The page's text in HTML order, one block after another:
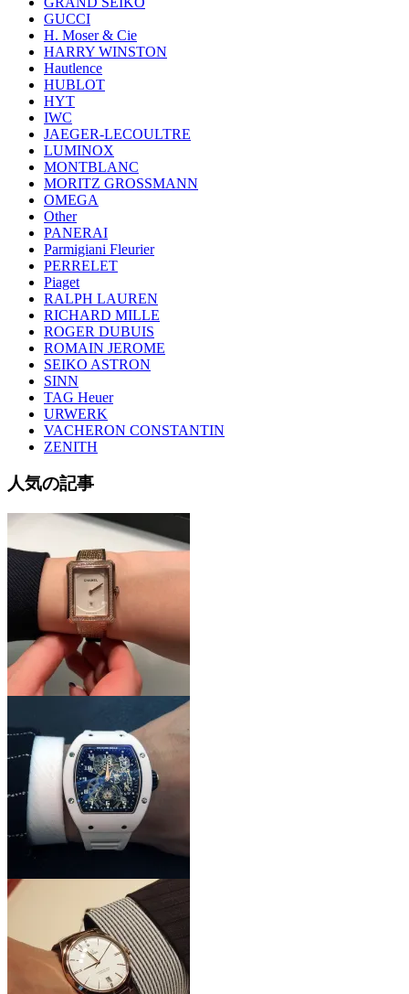
GUCCI
H. Moser & Cie
HARRY WINSTON
Hautlence
HUBLOT
HYT
IWC
JAEGER-LECOULTRE
LUMINOX
MONTBLANC
MORITZ GROSSMANN
OMEGA
Other
PANERAI
Parmigiani Fleurier
PERRELET
Piaget
RALPH LAUREN
RICHARD MILLE
ROGER DUBUIS
ROMAIN JEROME
SEIKO ASTRON
SINN
TAG Heuer
URWERK
VACHERON CONSTANTIN
ZENITH
人気の記事